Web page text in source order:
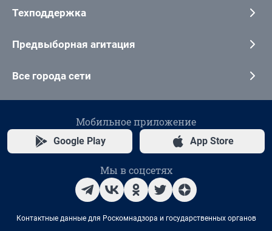
Техподдержка
Предвыборная агитация
Все города сети
Мобильное приложение
Google Play App Store
Мы в соцсетях
Контактные данные для Роскомнадзора и государственных органов